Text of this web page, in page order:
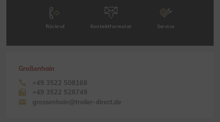
Rückruf Kontaktformular Service
Großenhain
+49 3522 508168
+49 3522 528749
grossenhain@trailer-direct.de